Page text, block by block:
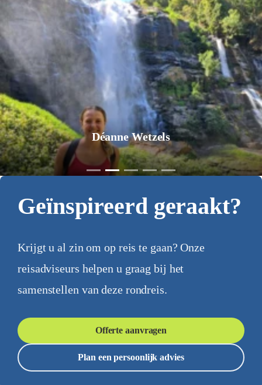
Déanne Wetzels
Geïnspireerd geraakt?
Krijgt u al zin om op reis te gaan? Onze
reisadviseurs helpen u graag bij het
samenstellen van deze rondreis.
Offerte aanvragen
Plan een persoonlijk advies